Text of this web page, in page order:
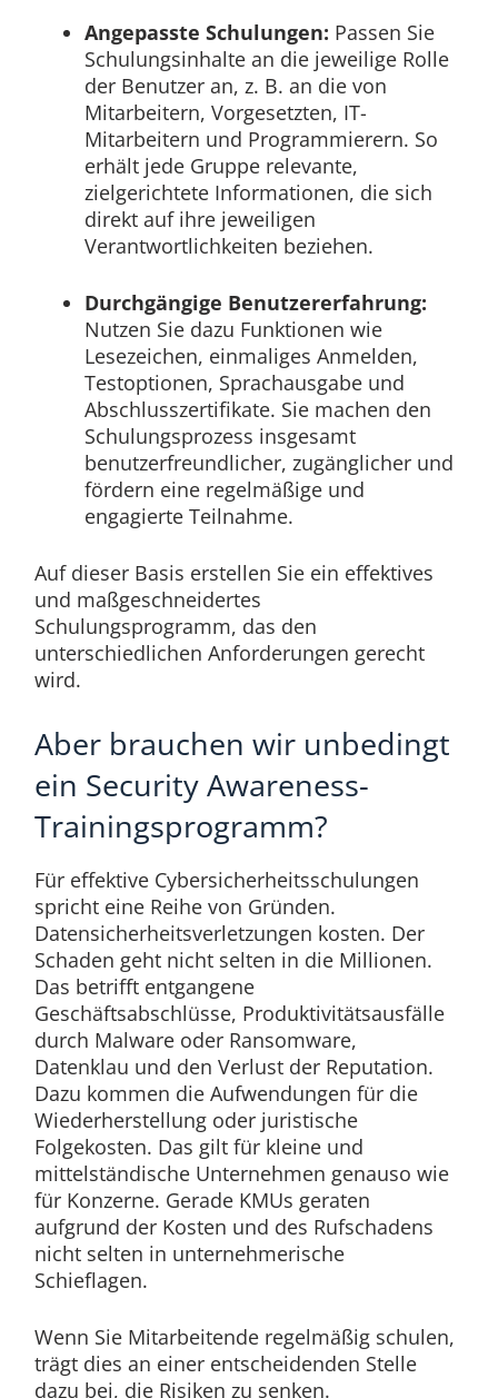
Angepasste Schulungen: Passen Sie
Schulungsinhalte an die jeweilige Rolle
der Benutzer an, z. B. an die von
Mitarbeitern, Vorgesetzten, IT-
Mitarbeitern und Programmierern. So
erhält jede Gruppe relevante,
zielgerichtete Informationen, die sich
direkt auf ihre jeweiligen
Verantwortlichkeiten beziehen.
Durchgängige Benutzererfahrung:
Nutzen Sie dazu Funktionen wie
Lesezeichen, einmaliges Anmelden,
Testoptionen, Sprachausgabe und
Abschlusszertifikate. Sie machen den
Schulungsprozess insgesamt
benutzerfreundlicher, zugänglicher und
fördern eine regelmäßige und
engagierte Teilnahme.
Auf dieser Basis erstellen Sie ein effektives
und maßgeschneidertes
Schulungsprogramm, das den
unterschiedlichen Anforderungen gerecht
wird.
Aber brauchen wir unbedingt
ein Security Awareness-
Trainingsprogramm?
Für effektive Cybersicherheitsschulungen
spricht eine Reihe von Gründen.
Datensicherheitsverletzungen kosten. Der
Schaden geht nicht selten in die Millionen.
Das betrifft entgangene
Geschäftsabschlüsse, Produktivitätsausfälle
durch Malware oder Ransomware,
Datenklau und den Verlust der Reputation.
Dazu kommen die Aufwendungen für die
Wiederherstellung oder juristische
Folgekosten. Das gilt für kleine und
mittelständische Unternehmen genauso wie
für Konzerne. Gerade KMUs geraten
aufgrund der Kosten und des Rufschadens
nicht selten in unternehmerische
Schieflagen.
Wenn Sie Mitarbeitende regelmäßig schulen,
trägt dies an einer entscheidenden Stelle
dazu bei, die Risiken zu senken.